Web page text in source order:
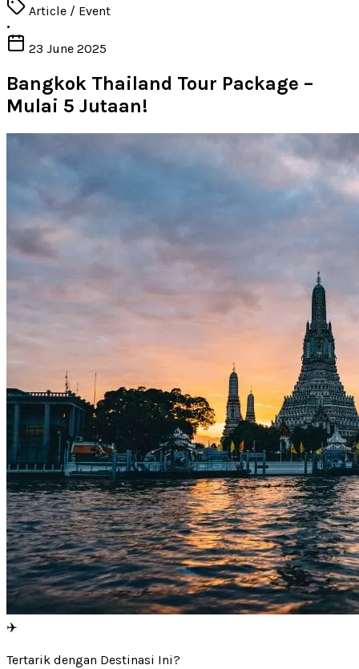
Article / Event
•
23 June 2025
Bangkok Thailand Tour Package –
Mulai 5 Jutaan!
✈️
Tertarik dengan Destinasi Ini?